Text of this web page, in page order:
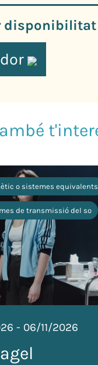
disponibilitat
o sistemes equivalents
de transmissió del so
- 06/11/2026